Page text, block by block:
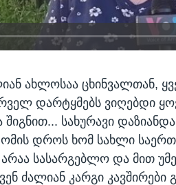
ახლოსაა ცხინვალთან,
დარტყმებს ვიღებდი
სახურავი დაზიანდა,
დროს ხომ სახლი
სასარგებლო და მით
ძალიან კარგი კავშირები